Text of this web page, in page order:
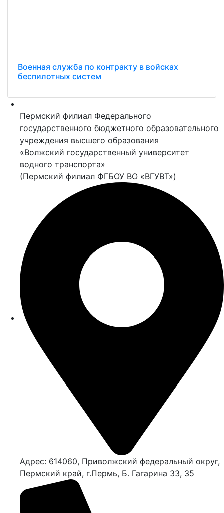
Военная служба по контракту в войсках
беспилотных систем
Пермский филиал Федерального
государственного бюджетного образовательного
учреждения высшего образования
«Волжский государственный университет
водного транспорта»
(Пермский филиал ФГБОУ ВО «ВГУВТ»)
Адрес: 614060, Приволжский федеральный округ,
Пермский край, г.Пермь, Б. Гагарина 33, 35